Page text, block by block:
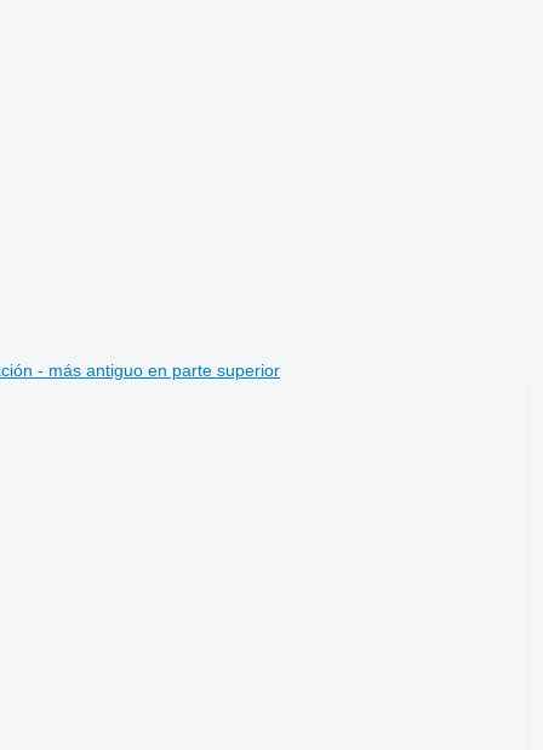
- más antiguo en parte superior